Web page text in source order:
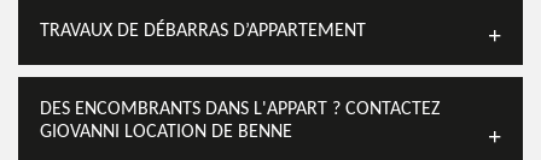
TRAVAUX DE DÉBARRAS D’APPARTEMENT
DES ENCOMBRANTS DANS L'APPART ? CONTACTEZ
GIOVANNI LOCATION DE BENNE